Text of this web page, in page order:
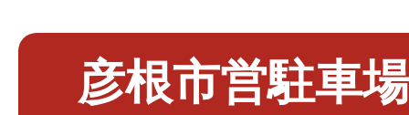
彦根市営駐車